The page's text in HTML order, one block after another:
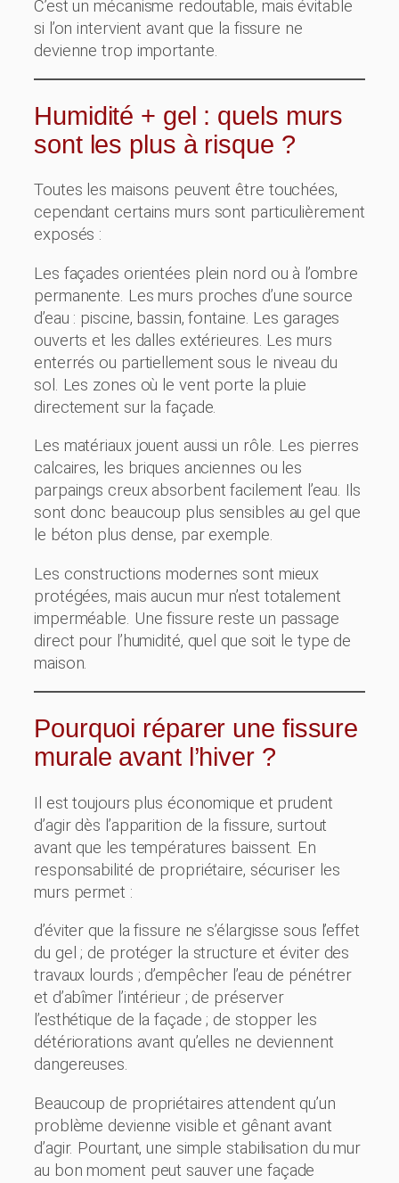
C’est un mécanisme redoutable, mais évitable
si l’on intervient avant que la fissure ne
devienne trop importante.
Humidité + gel : quels murs
sont les plus à risque ?
Toutes les maisons peuvent être touchées,
cependant certains murs sont particulièrement
exposés :
Les façades orientées plein nord ou à l’ombre
permanente. Les murs proches d’une source
d’eau : piscine, bassin, fontaine. Les garages
ouverts et les dalles extérieures. Les murs
enterrés ou partiellement sous le niveau du
sol. Les zones où le vent porte la pluie
directement sur la façade.
Les matériaux jouent aussi un rôle. Les pierres
calcaires, les briques anciennes ou les
parpaings creux absorbent facilement l’eau. Ils
sont donc beaucoup plus sensibles au gel que
le béton plus dense, par exemple.
Les constructions modernes sont mieux
protégées, mais aucun mur n’est totalement
imperméable. Une fissure reste un passage
direct pour l’humidité, quel que soit le type de
maison.
Pourquoi réparer une fissure
murale avant l’hiver ?
Il est toujours plus économique et prudent
d’agir dès l’apparition de la fissure, surtout
avant que les températures baissent. En
responsabilité de propriétaire, sécuriser les
murs permet :
d’éviter que la fissure ne s’élargisse sous l’effet
du gel ; de protéger la structure et éviter des
travaux lourds ; d’empêcher l’eau de pénétrer
et d’abîmer l’intérieur ; de préserver
l’esthétique de la façade ; de stopper les
détériorations avant qu’elles ne deviennent
dangereuses.
Beaucoup de propriétaires attendent qu’un
problème devienne visible et gênant avant
d’agir. Pourtant, une simple stabilisation du mur
au bon moment peut sauver une façade